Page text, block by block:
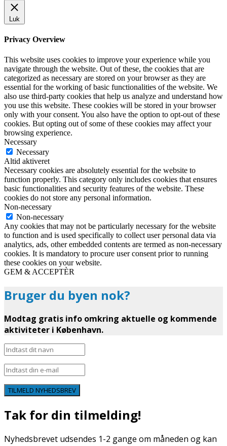
Luk
Privacy Overview
This website uses cookies to improve your experience while you
navigate through the website. Out of these, the cookies that are
categorized as necessary are stored on your browser as they are
essential for the working of basic functionalities of the website. We
also use third-party cookies that help us analyze and understand how
you use this website. These cookies will be stored in your browser
only with your consent. You also have the option to opt-out of these
cookies. But opting out of some of these cookies may affect your
browsing experience.
Necessary
Necessary
Altid aktiveret
Necessary cookies are absolutely essential for the website to
function properly. This category only includes cookies that ensures
basic functionalities and security features of the website. These
cookies do not store any personal information.
Non-necessary
Non-necessary
Any cookies that may not be particularly necessary for the website
to function and is used specifically to collect user personal data via
analytics, ads, other embedded contents are termed as non-necessary
cookies. It is mandatory to procure user consent prior to running
these cookies on your website.
GEM & ACCEPTÈR
Bruger du byen nok?
Modtag gratis info omkring aktuelle og kommende
aktiviteter i København.
TILMELD NYHEDSBREV
Tak for din tilmelding!
Nyhedsbrevet udsendes 1-2 gange om måneden og kan